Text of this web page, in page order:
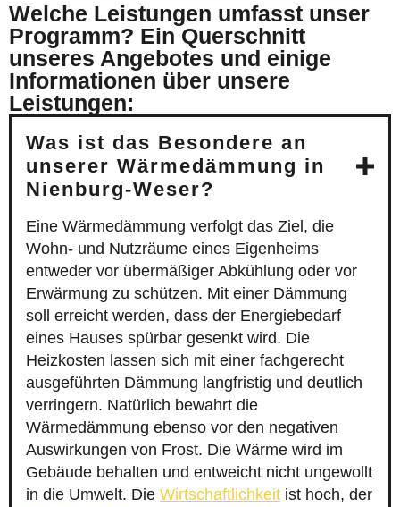
Welche Leistungen umfasst unser
Programm? Ein Querschnitt
unseres Angebotes und einige
Informationen über unsere
Leistungen:
Was ist das Besondere an
unserer Wärmedämmung in
Nienburg-Weser?
Eine Wärmedämmung verfolgt das Ziel, die
Wohn- und Nutzräume eines Eigenheims
entweder vor übermäßiger Abkühlung oder vor
Erwärmung zu schützen. Mit einer Dämmung
soll erreicht werden, dass der Energiebedarf
eines Hauses spürbar gesenkt wird. Die
Heizkosten lassen sich mit einer fachgerecht
ausgeführten Dämmung langfristig und deutlich
verringern. Natürlich bewahrt die
Wärmedämmung ebenso vor den negativen
Auswirkungen von Frost. Die Wärme wird im
Gebäude behalten und entweicht nicht ungewollt
in die Umwelt. Die Wirtschaftlichkeit ist hoch, der